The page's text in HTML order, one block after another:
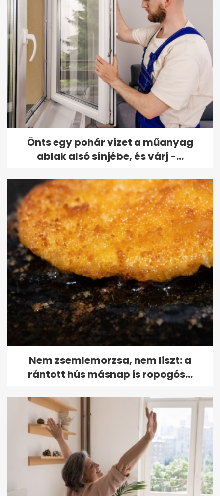
Önts egy pohár vizet a műanyag
ablak alsó sínjébe, és várj -...
Nem zsemlemorzsa, nem liszt: a
rántott hús másnap is ropogós...